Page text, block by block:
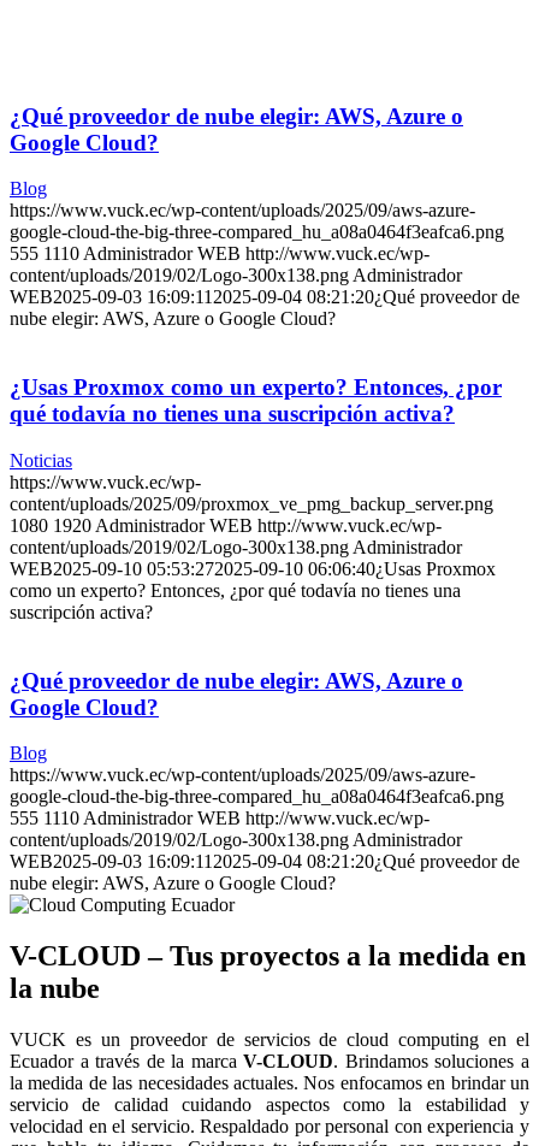
¿Qué proveedor de nube elegir: AWS, Azure o
Google Cloud?
Blog
https://www.vuck.ec/wp-content/uploads/2025/09/aws-azure-
google-cloud-the-big-three-compared_hu_a08a0464f3eafca6.png
555 1110Administrador WEB http://www.vuck.ec/wp-
content/uploads/2019/02/Logo-300x138.pngAdministrador
WEB2025-09-03 16:09:112025-09-04 08:21:20¿Qué proveedor de
nube elegir: AWS, Azure o Google Cloud?
¿Usas Proxmox como un experto? Entonces, ¿por
qué todavía no tienes una suscripción activa?
Noticias
https://www.vuck.ec/wp-
content/uploads/2025/09/proxmox_ve_pmg_backup_server.png
1080 1920 Administrador WEB http://www.vuck.ec/wp-
content/uploads/2019/02/Logo-300x138.png Administrador
WEB2025-09-10 05:53:272025-09-10 06:06:40¿Usas Proxmox
como un experto? Entonces, ¿por qué todavía no tienes una
suscripción activa?
¿Qué proveedor de nube elegir: AWS, Azure o
Google Cloud?
Blog
https://www.vuck.ec/wp-content/uploads/2025/09/aws-azure-
google-cloud-the-big-three-compared_hu_a08a0464f3eafca6.png
555 1110 Administrador WEB http://www.vuck.ec/wp-
content/uploads/2019/02/Logo-300x138.png Administrador
WEB2025-09-03 16:09:11 2025-09-04 08:21:20¿Qué proveedor de
nube elegir: AWS, Azure o Google Cloud?
V-CLOUD – Tus proyectos a la medida en
la nube
VUCK es un proveedor de servicios de cloud computing en el
Ecuador a través de la marcaV-CLOUD. Brindamos soluciones a
la medida de las necesidades actuales. Nos enfocamos en brindar un
servicio de calidad cuidando aspectos como la estabilidad y
velocidad en el servicio. Respaldado por personal con experiencia y